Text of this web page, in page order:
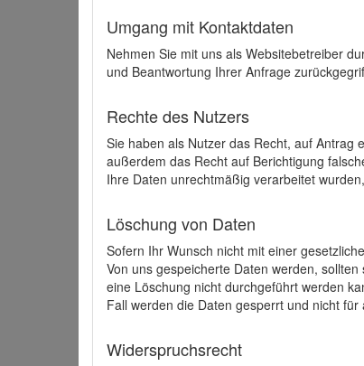
Umgang mit Kontaktdaten
Nehmen Sie mit uns als Websitebetreiber
und Beantwortung Ihrer Anfrage
Rechte des Nutzers
Sie haben als Nutzer das Recht, auf Antrag
außerdem das Recht auf Berichtigung
Ihre Daten unrechtmäßig verarbeitet
Löschung von Daten
Sofern Ihr Wunsch nicht mit einer
Von uns gespeicherte Daten werden,
eine Löschung nicht durchgeführt werden
Fall werden die Daten gesperrt und nicht
Widerspruchsrecht